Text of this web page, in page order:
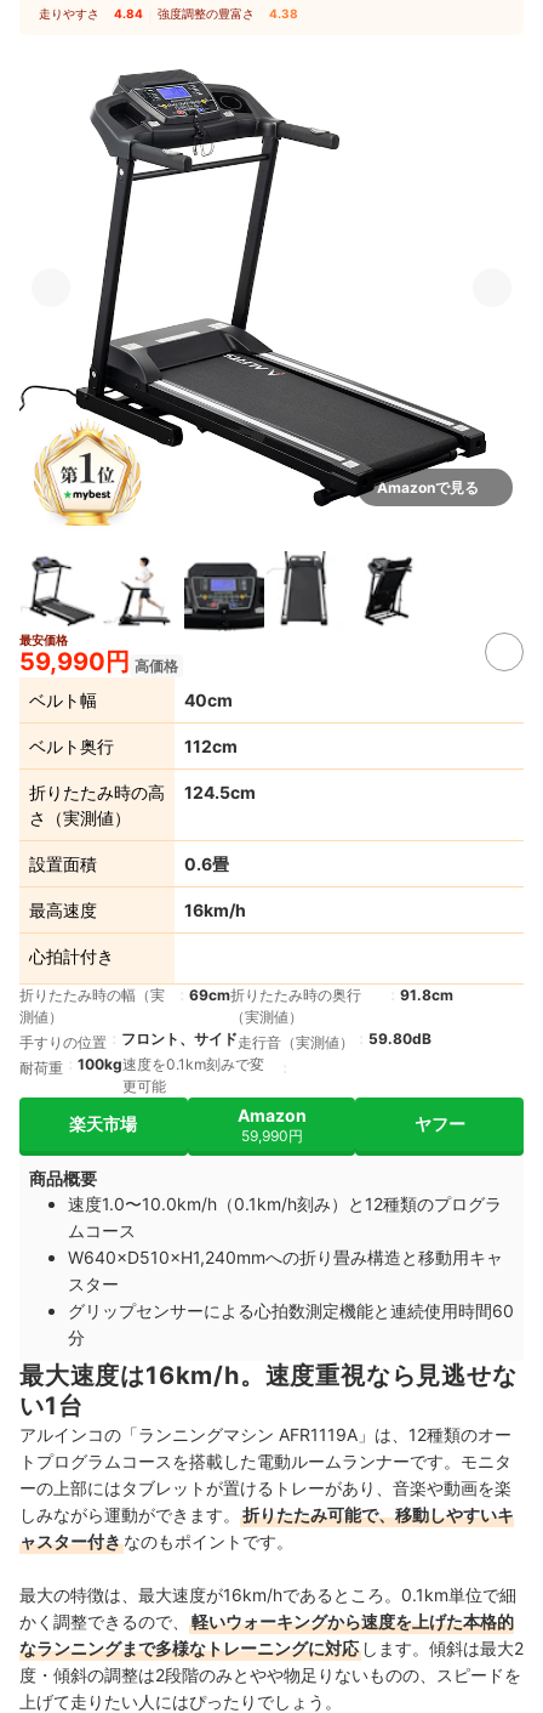
走りやすさ 4.84 強度調整の豊富さ 4.38
Amazonで見る
最安価格
59,990円 高価格
ベルト幅 40cm
ベルト奥行 112cm
折りたたみ時の高
さ（実測値）
124.5cm
設置面積 0.6畳
最高速度 16km/h
心拍計付き
折りたたみ時の幅（実
測値）
69cm折りたたみ時の奥行
（実測値）
91.8cm
手すりの位置 フロント、サイド走行音（実測値）
59.80dB
耐荷重
100kg速度を0.1km刻みで変
更可能
楽天市場 Amazon
59,990円
ヤフー
商品概要
速度1.0〜10.0km/h（0.1km/h刻み）と12種類のプログラ
ムコース
W640×D510×H1,240mmへの折り畳み構造と移動用キャ
スター
グリップセンサーによる心拍数測定機能と連続使用時間60
分
最大速度は16km/h。速度重視なら見逃せな
い1台
アルインコの「ランニングマシン AFR1119A」は、12種類のオー
トプログラムコースを搭載した電動ルームランナーです。モニタ
ーの上部にはタブレットが置けるトレーがあり、音楽や動画を楽
しみながら運動ができます。
折りたたみ可能で、移動しやすいキ
ャスター付きなのもポイントです。
最大の特徴は、最大速度が16km/hであるところ。0.1km単位で細
かく調整できるので、
軽いウォーキングから速度を上げた本格的
なランニングまで多様なトレーニングに対応 します。傾斜は最大2
度・傾斜の調整は2段階のみとやや物足りないものの、スピードを
上げて走りたい人にはぴったりでしょう。